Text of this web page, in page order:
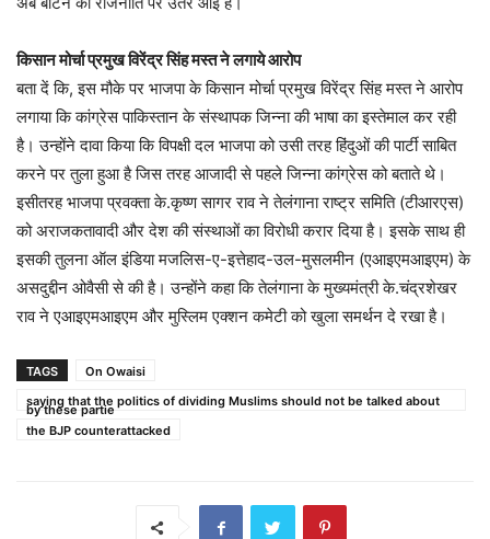
किसान मोर्चा प्रमुख विरेंद्र सिंह मस्त ने लगाये आरोप
बता दें कि, इस मौके पर भाजपा के किसान मोर्चा प्रमुख विरेंद्र सिंह मस्त ने आरोप
लगाया कि कांग्रेस पाकिस्तान के संस्थापक जिन्ना की भाषा का इस्तेमाल कर रही
है। उन्होंने दावा किया कि विपक्षी दल भाजपा को उसी तरह हिंदुओं की पार्टी साबित
करने पर तुला हुआ है जिस तरह आजादी से पहले जिन्ना कांग्रेस को बताते थे।
इसीतरह भाजपा प्रवक्ता के.कृष्ण सागर राव ने तेलंगाना राष्ट्र समिति (टीआरएस)
को अराजकतावादी और देश की संस्थाओं का विरोधी करार दिया है। इसके साथ ही
इसकी तुलना ऑल इंडिया मजलिस-ए-इत्तेहाद-उल-मुसलमीन (एआइएमआइएम) के
असदुद्दीन ओवैसी से की है। उन्होंने कहा कि तेलंगाना के मुख्यमंत्री के.चंद्रशेखर
राव ने एआइएमआइएम और मुस्लिम एक्शन कमेटी को खुला समर्थन दे रखा है।
TAGS
On Owaisi
saying that the politics of dividing Muslims should not be talked about
by these partie
the BJP counterattacked